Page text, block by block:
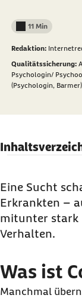
Lesedauer weniger
11 Min
Redaktion:
Qualitätssicherung:
Psychologin/
(Psychologin, Barmer)
Sucht und
aus der Co-
Jens
Unterstützung
Hinweis Co-
süchtigen
Eine Sucht
Erkrankten –
mitunter stark
Verhalten.
Was ist
Manchmal